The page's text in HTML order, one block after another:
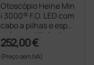
Otoscópio Heine Min
i 3000® F.O. LED com
cabo a pilhas e espé
culos reutilizáveis
252,00 €
(Preço sem IVA)